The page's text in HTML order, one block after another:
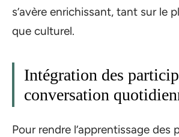
s’avère enrichissant, tant sur le
que culturel.
Intégration des
conversation
Pour rendre l’apprentissage des